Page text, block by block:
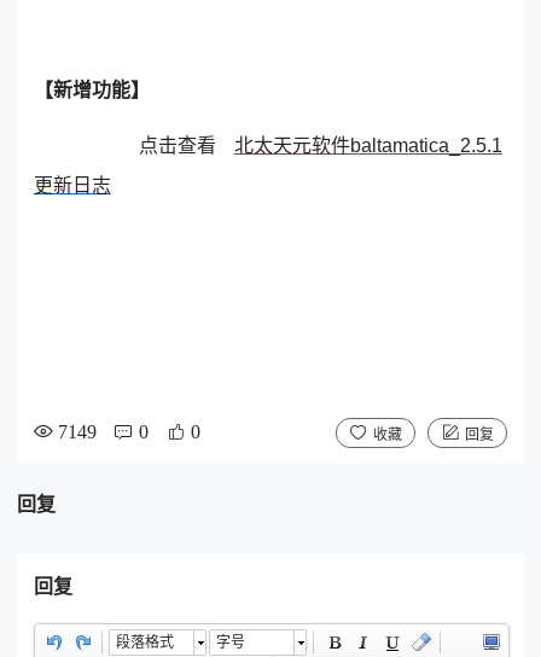
【新增功能】
点击查看
北太天元软件baltamatica_2.5.1
更新日志
7149 0 0 收藏 回复
回复
回复
段落格式
字号